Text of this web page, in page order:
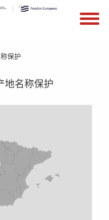
保护
地名称保护